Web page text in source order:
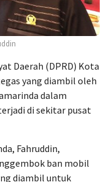
Daerah (DPRD) Kota
yang diambil oleh
dalam
di sekitar pusat
Fahruddin,
ban mobil
diambil untuk